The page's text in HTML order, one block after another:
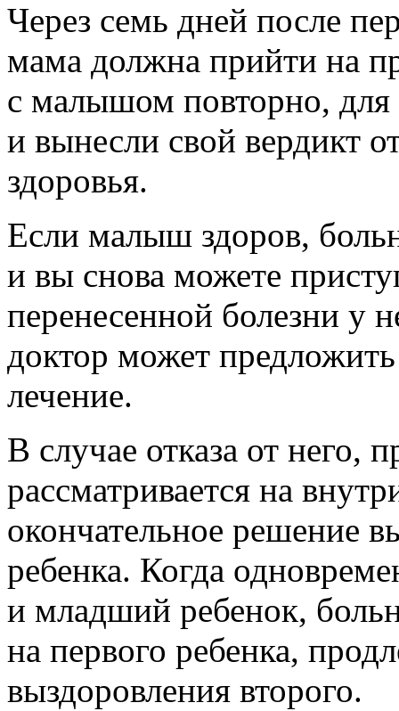
Через семь дней после
мама должна прийти на
с малышом повторно, для
и вынесли свой вердикт
здоровья.
Если малыш здоров,
и вы снова можете
перенесенной болезни у
доктор может
лечение.
В случае отказа от него,
рассматривается на
окончательное решение
ребенка. Когда
и младший ребенок,
на первого ребенка,
выздоровления второго.